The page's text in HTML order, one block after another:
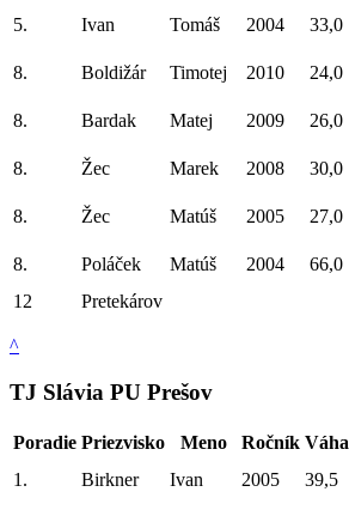
5. Ivan Tomáš 2004 33,0
8. Boldižár Timotej 2010 24,0
8. Bardak Matej 2009 26,0
8. Žec Marek 2008 30,0
8. Žec Matúš 2005 27,0
8. Poláček Matúš 2004 66,0
12
Pretekárov
^
TJ Slávia PU Prešov
Poradie Priezvisko Meno Ročník Váha
1.
Birkner Ivan 2005 39,5